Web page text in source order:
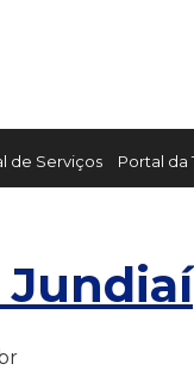
de Serviços Portal da